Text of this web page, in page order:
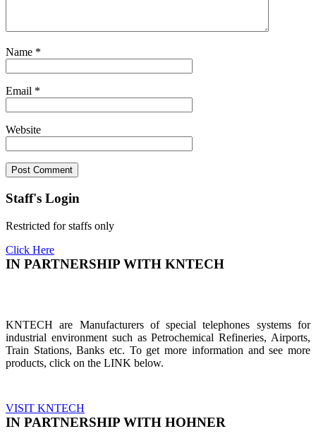
Name *
Email *
Website
Staff's Login
Restricted for staffs only
Click Here
IN PARTNERSHIP WITH KNTECH
KNTECH are Manufacturers of special telephones systems for
industrial environment such as Petrochemical Refineries, Airports,
Train Stations, Banks etc. To get more information and see more
products, click on the LINK below.
VISIT KNTECH
IN PARTNERSHIP WITH HOHNER